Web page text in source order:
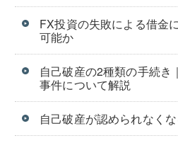
FX投資の失敗による借金
可能か
自己破産の2種類の手続き
事件について解説
自己破産が認められなく